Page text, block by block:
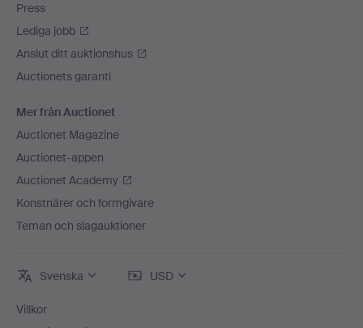
Press
Lediga jobb
Anslut ditt auktionshus
Auctionets garanti
Mer från Auctionet
Auctionet Magazine
Auctionet-appen
Auctionet Academy
Konstnärer och formgivare
Teman och slagauktioner
Svenska USD
Villkor